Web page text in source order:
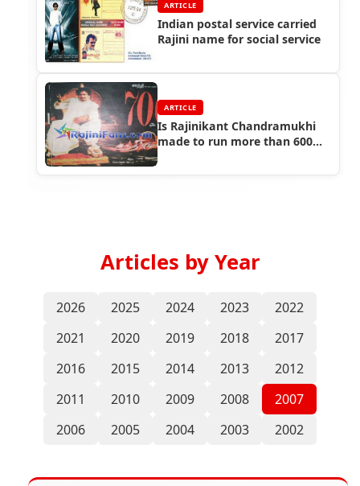
ARTICLE
Indian postal service carried
Rajini name for social service
ARTICLE
Is Rajinikant Chandramukhi
made to run more than 600
Articles by Year
2026 2025 2024 2023
2022
2021
2020 2019 2018
2017
2016
2015 2014 2013
2012
2011
2010 2009 2008
2007
2006
2005 2004 2003 2002